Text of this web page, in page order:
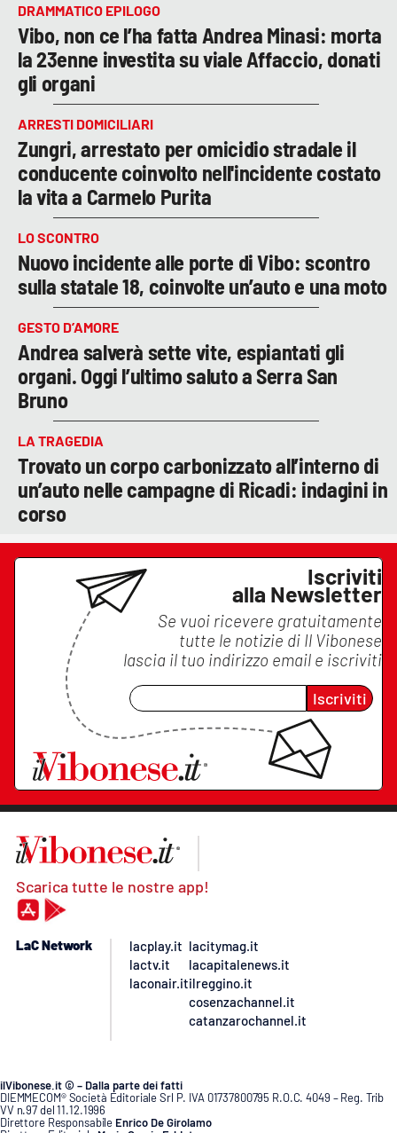
DRAMMATICO EPILOGO
Vibo, non ce l’ha fatta Andrea Minasi: morta
la 23enne investita su viale Affaccio, donati
gli organi
ARRESTI DOMICILIARI
Zungri, arrestato per omicidio stradale il
conducente coinvolto nell'incidente costato
la vita a Carmelo Purita
LO SCONTRO
Nuovo incidente alle porte di Vibo: scontro
sulla statale 18, coinvolte un’auto e una moto
GESTO D’AMORE
Andrea salverà sette vite, espiantati gli
organi. Oggi l’ultimo saluto a Serra San
Bruno
LA TRAGEDIA
Trovato un corpo carbonizzato all’interno di
un’auto nelle campagne di Ricadi: indagini in
corso
Iscriviti
alla Newsletter
Se vuoi ricevere gratuitamente
tutte le notizie di Il Vibonese
lascia il tuo indirizzo email e iscriviti
Iscriviti
Scarica tutte le nostre app!
LaC Network
lacplay.it
lactv.it
laconair.it
lacitymag.it
lacapitalenews.it
ilreggino.it
cosenzachannel.it
catanzarochannel.it
ilVibonese.it © – Dalla parte dei fatti
DIEMMECOM® Società Editoriale Srl P. IVA 01737800795 R.O.C. 4049 – Reg. Trib
VV n.97 del 11.12.1996
Direttore Responsabile Enrico De Girolamo